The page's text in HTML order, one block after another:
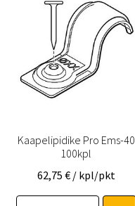
Kaapelipidike Pro Ems-40
100kpl
62,75 € / kpl/pkt